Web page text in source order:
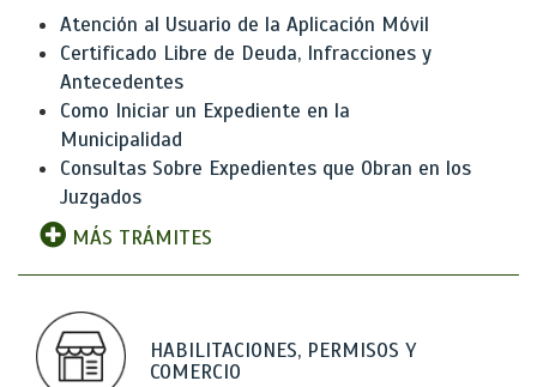
Atención al Usuario de la Aplicación Móvil
Certificado Libre de Deuda, Infracciones y
Antecedentes
Como Iniciar un Expediente en la
Municipalidad
Consultas Sobre Expedientes que Obran en los
Juzgados
MÁS TRÁMITES
HABILITACIONES, PERMISOS Y
COMERCIO